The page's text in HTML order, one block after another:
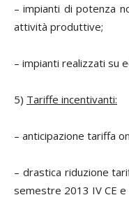
– impianti di potenza
attività produttive;
– impianti realizzati su
5) Tariffe incentivanti:
– anticipazione tariffa
– drastica riduzione
semestre 2013 IV CE e